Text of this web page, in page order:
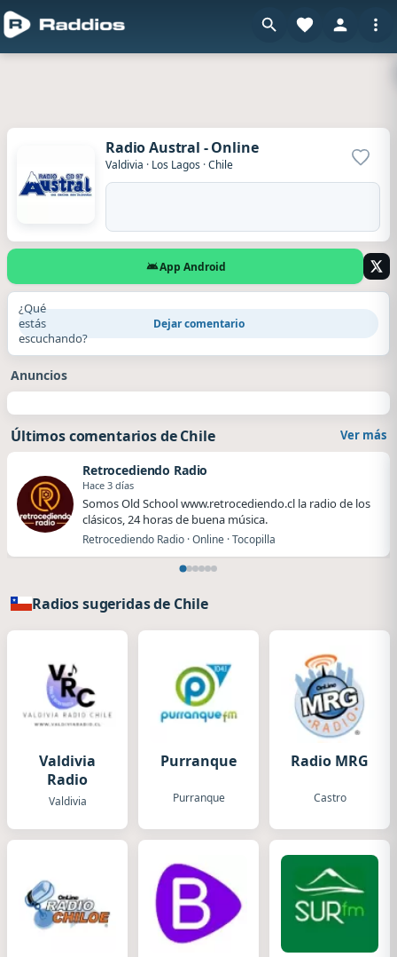
Radio Austral - Online
Valdivia · Los Lagos ·Chile
App Android
¿Qué
estás
escuchando?
Dejar comentario
Anuncios
Últimos comentarios de Chile Ver más
Retrocediendo Radio
Hace 3 días
Somos Old School www.retrocediendo.cl la radio de los
clásicos, 24 horas de buena música.
Retrocediendo Radio · Online · Tocopilla
Radios sugeridas de Chile
Valdivia
Radio
Valdivia
Purranque
Purranque
Radio MRG
Castro